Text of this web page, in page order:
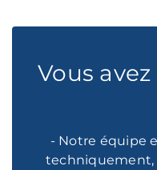
Vous
- Notre équipe
techniquement,